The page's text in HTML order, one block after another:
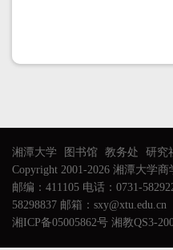
湘潭大学 图书馆 教务处 研究
Copyright 2001-2026 湘潭大学
邮编：411105 电话：0731-
58298837 邮箱：sxy@xtu.edu.cn
湘ICP备05005862号 湘教QS3-